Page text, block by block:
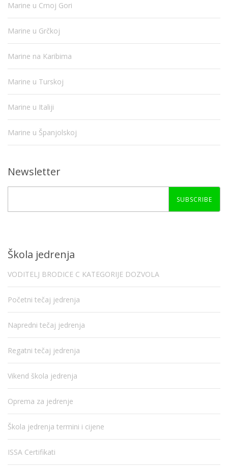
Marine u Crnoj Gori
Marine u Grčkoj
Marine na Karibima
Marine u Turskoj
Marine u Italiji
Marine u Španjolskoj
Newsletter
SUBSCRIBE
Škola jedrenja
VODITELJ BRODICE C KATEGORIJE DOZVOLA
Početni tečaj jedrenja
Napredni tečaj jedrenja
Regatni tečaj jedrenja
Vikend škola jedrenja
Oprema za jedrenje
Škola jedrenja termini i cijene
ISSA Certifikati